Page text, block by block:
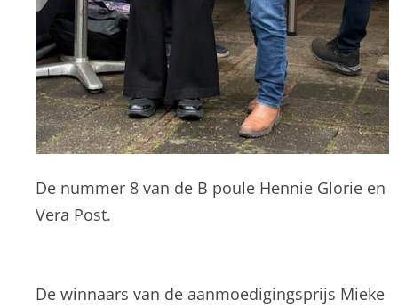
De nummer 8 van de B poule Hennie Glorie en
Vera Post.
De winnaars van de aanmoedigingsprijs Mieke